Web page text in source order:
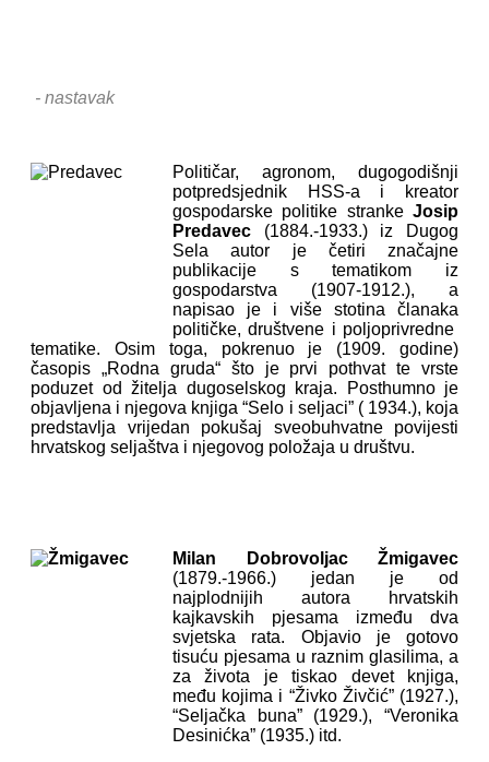
- nastavak
Političar, agronom, dugogodišnji
potpredsjednik HSS-a i kreator
gospodarske politike stranke Josip
Predavec (1884.-1933.) iz Dugog
Sela autor je četiri značajne
publikacije s tematikom iz
gospodarstva (1907-1912.), a
napisao je i više stotina članaka
političke, društvene i poljoprivredne
tematike. Osim toga, pokrenuo je (1909. godine)
časopis „Rodna gruda“ što je prvi pothvat te vrste
poduzet od žitelja dugoselskog kraja. Posthumno je
objavljena i njegova knjiga “Selo i seljaci” ( 1934.), koja
predstavlja vrijedan pokušaj sveobuhvatne povijesti
hrvatskog seljaštva i njegovog položaja u društvu.
Milan Dobrovoljac Žmigavec
(1879.-1966.) jedan je od
najplodnijih autora hrvatskih
kajkavskih pjesama između dva
svjetska rata. Objavio je gotovo
tisuću pjesama u raznim glasilima, a
za života je tiskao devet knjiga,
među kojima i “Živko Živčić” (1927.),
“Seljačka buna” (1929.), “Veronika
Desinićka” (1935.) itd.